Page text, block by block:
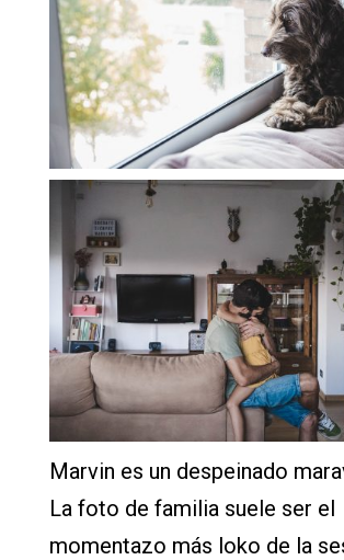
Marvin es un despeinado
La foto de familia suele ser el
momentazo más loko de la